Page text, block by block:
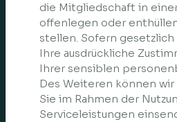
die Mitgliedschaft in
offenlegen oder
stellen. Sofern
Ihre ausdrückliche
Ihrer sensiblen
Des Weiteren können
Sie im Rahmen der
Serviceleistungen